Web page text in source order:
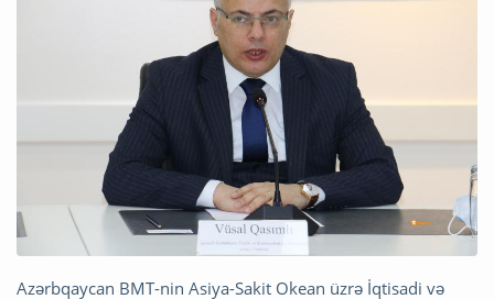
Azərbqaycan BMT-nin Asiya-Sakit Okean üzrə İqtisadi və